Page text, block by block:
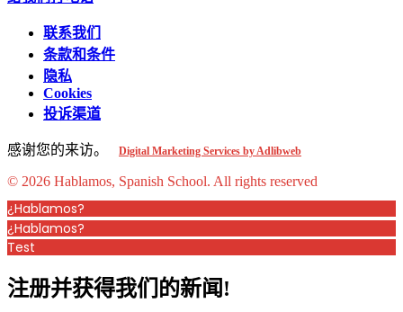
联系我们
条款和条件
隐私
Cookies
投诉渠道
感谢您的来访。 Digital Marketing Services by Adlibweb
© 2026 Hablamos, Spanish School. All rights reserved
¿Hablamos?
¿Hablamos?
Test
注册并获得我们的新闻!